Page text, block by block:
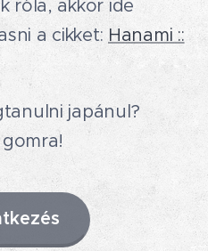
róla, akkor ide
a cikket: Hanami ::
japánul?